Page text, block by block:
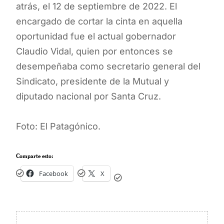
atrás, el 12 de septiembre de 2022. El
encargado de cortar la cinta en aquella
oportunidad fue el actual gobernador
Claudio Vidal, quien por entonces se
desempeñaba como secretario general del
Sindicato, presidente de la Mutual y
diputado nacional por Santa Cruz.
Foto: El Patagónico.
Comparte esto:
Facebook X